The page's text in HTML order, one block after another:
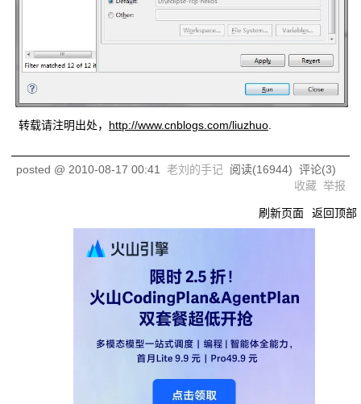
转载请注明出处， http://www.cnblogs.com/liuzhuo
posted @ 2010-08-17 00:41 老刘的手记 阅读(16944) 评论(3)
收藏 举报
刷新页面 返回顶部